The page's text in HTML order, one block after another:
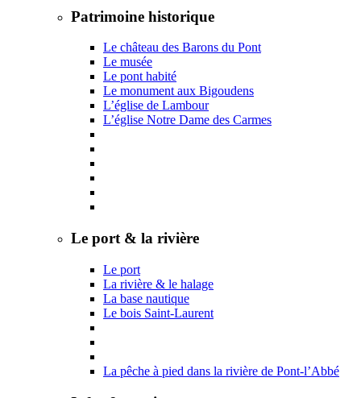
Patrimoine historique
Le château des Barons du Pont
Le musée
Le pont habité
Le monument aux Bigoudens
L’église de Lambour
L’église Notre Dame des Carmes
Le port & la rivière
Le port
La rivière & le halage
La base nautique
Le bois Saint-Laurent
La pêche à pied dans la rivière de Pont-l’Abbé